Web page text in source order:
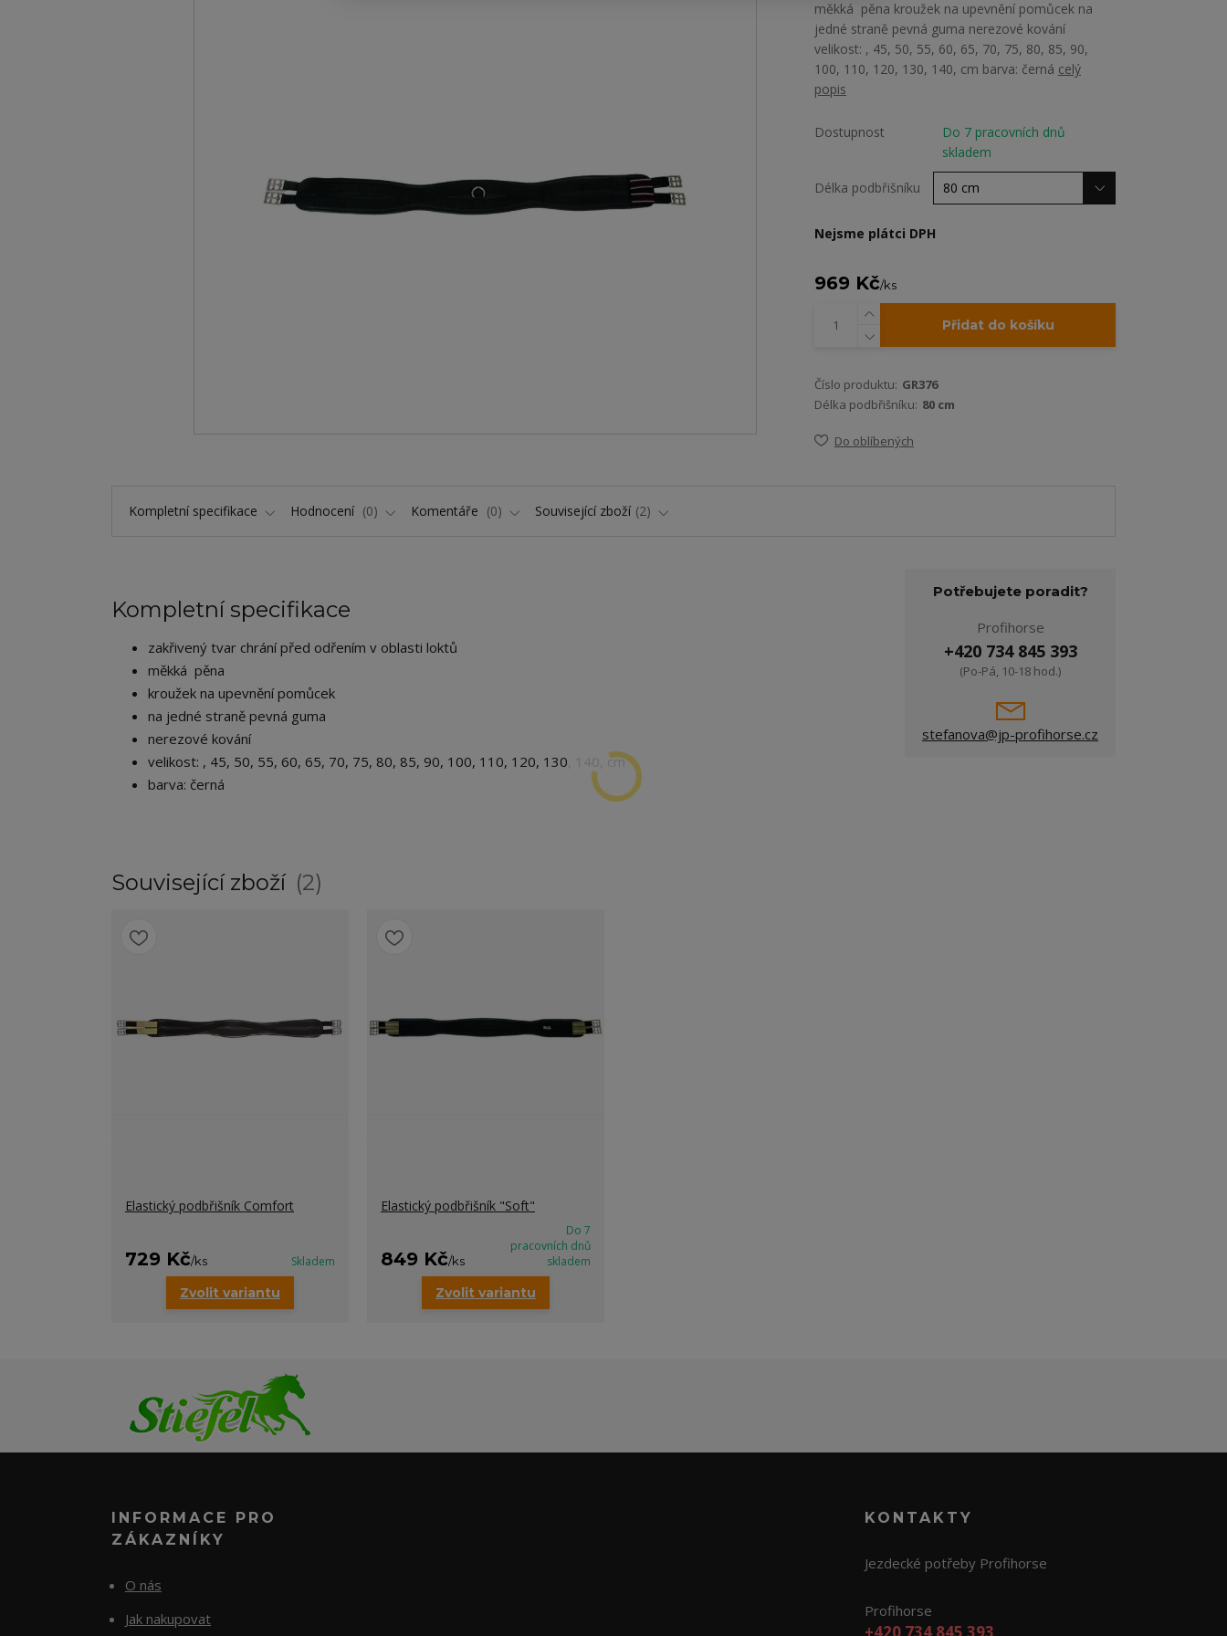
měkká pěna kroužek na upevnění pomůcek na
jedné straně pevná guma nerezové kování
velikost: , 45, 50, 55, 60, 65, 70, 75, 80, 85, 90,
100, 110, 120, 130, 140, cm barva: černá celý
popis
Dostupnost
Do 7 pracovních dnů
skladem
Délka podbřišníku
Nejsme plátci DPH
969 Kč/ks
Přidat do košíku
Číslo produktu: GR376
Délka podbřišníku: 80 cm
Do oblíbených
Kompletní specifikace Hodnocení 0 Komentáře 0 Související zboží 2
Kompletní specifikace
zakřivený tvar chrání před odřením v oblasti loktů
měkká pěna
kroužek na upevnění pomůcek
na jedné straně pevná guma
nerezové kování
velikost: , 45, 50, 55, 60, 65, 70, 75, 80, 85, 90, 100, 110, 120, 130, 140, cm
barva: černá
Potřebujete poradit?
Profihorse
+420 734 845 393
(Po-Pá, 10-18 hod.)
stefanova@jp-profihorse.cz
Související zboží 2
Elastický podbřišník Comfort
729 Kč/ks Skladem
Zvolit variantu
Elastický podbřišník "Soft"
849 Kč/ks
Do 7
pracovních dnů
skladem
Zvolit variantu
INFORMACE PRO
ZÁKAZNÍKY
O nás
Jak nakupovat
KONTAKTY
Jezdecké potřeby Profihorse
Profihorse
+420 734 845 393